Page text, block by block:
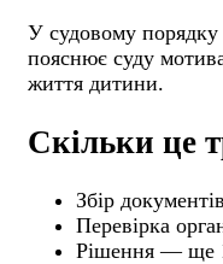
У судовому порядку
пояснює суду
життя дитини.
Скільки це
Збір
Перевірка
Рішення — ще